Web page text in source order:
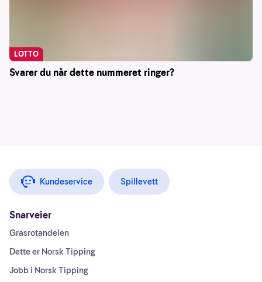
Svarer du når dette nummeret ringer?
LOTTO
Kundeservice Spillevett
Snarveier
Grasrotandelen
Dette er Norsk Tipping
Jobb i Norsk Tipping